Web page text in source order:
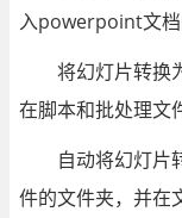
入powerpoint文档
将幻灯片转换为
在脚本和批处理文
自动将幻灯片
件的文件夹，并在